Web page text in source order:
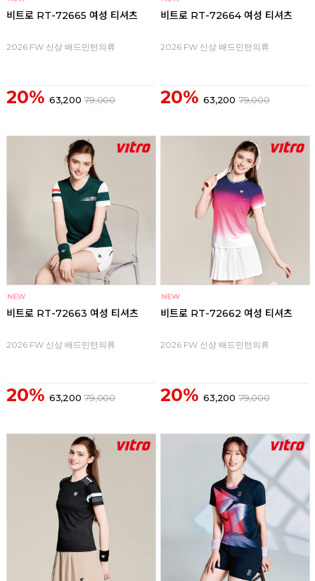
비트로 RT-72665 여성 티셔츠
2026 FW 신상 배드민턴의류
20% 63,200 79,000
비트로 RT-72664 여성 티셔츠
2026 FW 신상 배드민턴의류
20% 63,200 79,000
비트로 RT-72663 여성 티셔츠
2026 FW 신상 배드민턴의류
20% 63,200 79,000
비트로 RT-72662 여성 티셔츠
2026 FW 신상 배드민턴의류
20% 63,200 79,000